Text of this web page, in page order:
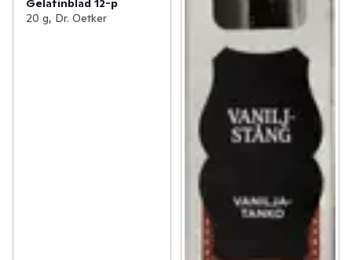
Gelatinblad 12-p
20 g, Dr. Oetker